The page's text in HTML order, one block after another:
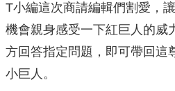
T小編這次商請編輯們割愛，
機會親身感受一下紅巨人的威
方回答指定問題，即可帶回這
小巨人。